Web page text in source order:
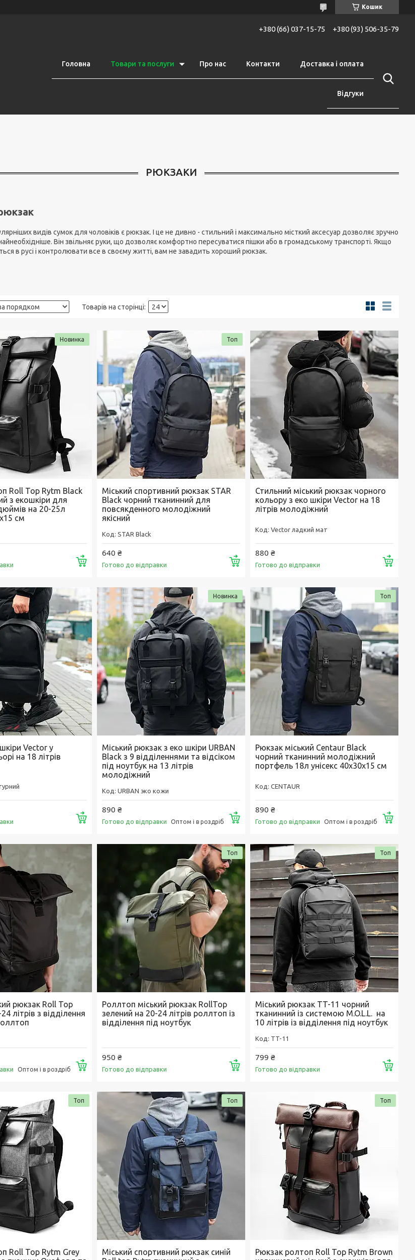
Кошик
+380 (66) 037-15-75 +380 (93) 506-35-79
Головна Товари та послуги Про нас Контакти Доставка і оплата
Відгуки
РЮКЗАКИ
видів сумок для чоловіків є рюкзак. І це не дивно - стильний і максимально місткий аксесуар дозволяє зручно
Він звільняє руки, що дозволяє комфортно пересуватися пішки або в громадському транспорті. Якщо
в русі і контролювати все в своєму житті, вам не завадить хороший рюкзак.
Новинка
Roll Top Rytm Black
з екошкіри для
на 20-25л
см
Купити
Топ
Міський спортивний рюкзак STAR
Black чорний тканинний для
повсякденного молодіжний
якісний
STAR Black
640 ₴
Готово до відправки Купити
Стильний міський рюкзак чорного
кольору з еко шкіри Vector на 18
літрів молодіжний
Vector ладкий мат
880 ₴
Готово до відправки
Vector у
на 18 літрів
Купити
Новинка
Міський рюкзак з еко шкіри URBAN
Black з 9 відділеннями та відсіком
під ноутбук на 13 літрів
молодіжний
URBAN эко кожи
890 ₴
Готово до відправки Оптом і в роздріб Купити
Топ
Рюкзак міський Centaur Black
чорний тканинний молодіжний
портфель 18л унісекс 40х30х15 см
CENTAUR
890 ₴
Готово до відправки Оптом і в роздріб
рюкзак Roll Top
літрів з відділення
Оптом і в роздріб Купити
Топ
Роллтоп міський рюкзак RollTop
зелений на 20-24 літрів роллтоп із
відділення під ноутбук
950 ₴
Готово до відправки Купити
Топ
Міський рюкзак TT-11 чорний
тканинний із системою M.O.L.L. на
10 літрів із відділення під ноутбук
TT-11
799 ₴
Готово до відправки
Топ
Roll Top Rytm Grey
Топ
Міський спортивний рюкзак синій
Топ
Рюкзак ролтоп Roll Top Rytm Brown